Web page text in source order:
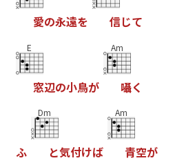
愛の永遠を 信じて
E
窓辺の小鳥が
Am
囁く
ふ
Dm
と気付けば
Am
青空が